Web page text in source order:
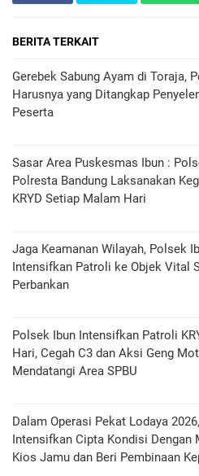
BERITA TERKAIT
Gerebek Sabung Ayam di Toraja,
Harusnya yang Ditangkap
Peserta
Sasar Area Puskesmas Ibun :
Polresta Bandung Laksanakan
KRYD Setiap Malam Hari
Jaga Keamanan Wilayah, Polsek
Intensifkan Patroli ke Objek Vital
Perbankan
Polsek Ibun Intensifkan Patroli
Hari, Cegah C3 dan Aksi Geng
Mendatangi Area SPBU
Dalam Operasi Pekat Lodaya
Intensifkan Cipta Kondisi Dengan
Kios Jamu dan Beri Pembinaan